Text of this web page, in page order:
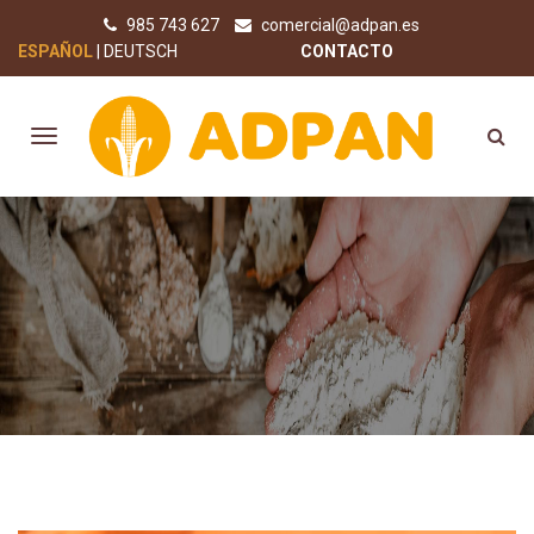
985 743 627
comercial@adpan.es
CONTACTO
ESPAÑOL DEUTSCH